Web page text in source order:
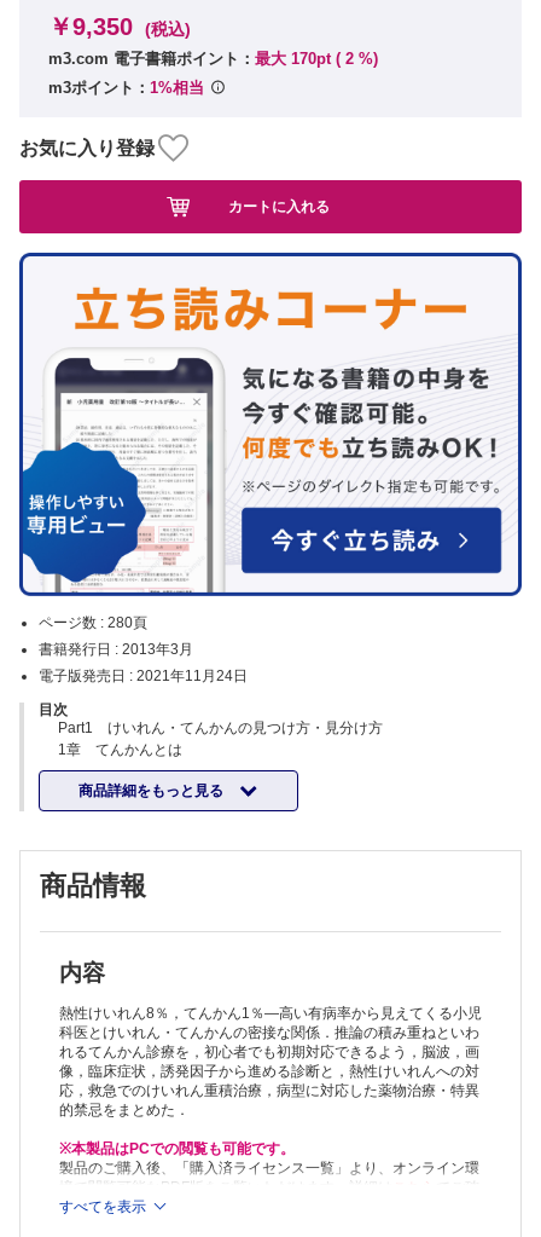
ページ数 : 280頁
書籍発行日 : 2013年3月
電子版発売日 : 2021年11月24日
目次
Part1 けいれん・てんかんの見つけ方・見分け方
1章 てんかんとは
1 てんかんとは
2章 けいれん・てんかんに関する誤解
2 けいれん・てんかんに関する誤解
4 てんかん症候群分類の考え方
4章 てんかんの基礎疾患
6 発達障害児におけるてんかん
6章 てんかんの検査
7 発作間欠期脳波
8 発作時脳波
9 脳磁図
10 頭部MRI
11 SPECT
12 PET
13 遺伝子解析とマイクロアレイ染色体検査
14 代謝疾患
15 神経心理学的検査
7章 てんかんの境界領域
商品詳細をもっと見る
￥9,350 (税込)
m3.com 電子書籍ポイント： 最大 170pt ( 2 %)
m3ポイント： 1%相当
お気に入り登録
カートに入れる
商品情報
内容
熱性けいれん8％，てんかん1％—高い有病率から見えてくる小児
科医とけいれん・てんかんの密接な関係．推論の積み重ねといわ
れるてんかん診療を，初心者でも初期対応できるよう，脳波，画
像，臨床症状，誘発因子から進める診断と，熱性けいれんへの対
応，救急でのけいれん重積治療，病型に対応した薬物治療・特異
的禁忌をまとめた．
※本製品はPCでの閲覧も可能です。
製品のご購入後、「購入済ライセンス一覧」より、オンライン環
境で閲覧可能なPDF版をご覧いただけます。詳細は
こちら
認ください。
すべてを表示